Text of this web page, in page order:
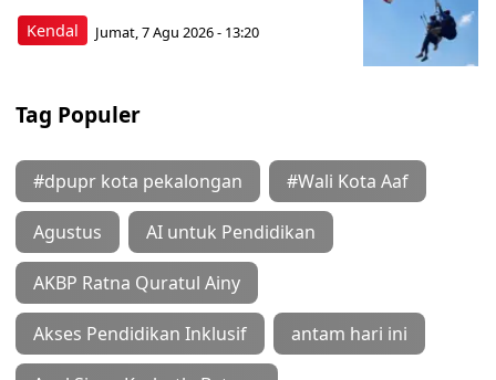
Kendal Jumat, 7 Agu 2026 - 13:20
Tag Populer
#dpupr kota pekalongan #Wali Kota Aaf
Agustus AI untuk Pendidikan
AKBP Ratna Quratul Ainy
Akses Pendidikan Inklusif antam hari ini